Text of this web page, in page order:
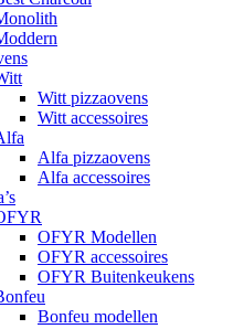
Witt pizzaovens
Witt accessoires
Alfa pizzaovens
Alfa accessoires
OFYR Modellen
OFYR accessoires
OFYR Buitenkeukens
Bonfeu modellen